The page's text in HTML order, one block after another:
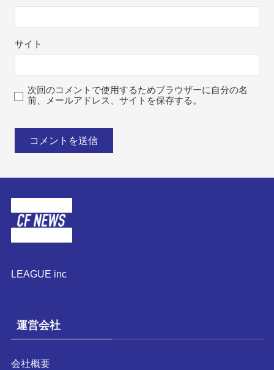
サイト
次回のコメントで使用するためブラウザーに自分の名
前、メールアドレス、サイトを保存する。
LEAGUE inc
運営会社
会社概要